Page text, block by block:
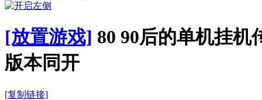
[放置游戏] 80 90后的单机挂机
版本同开
[复制链接]